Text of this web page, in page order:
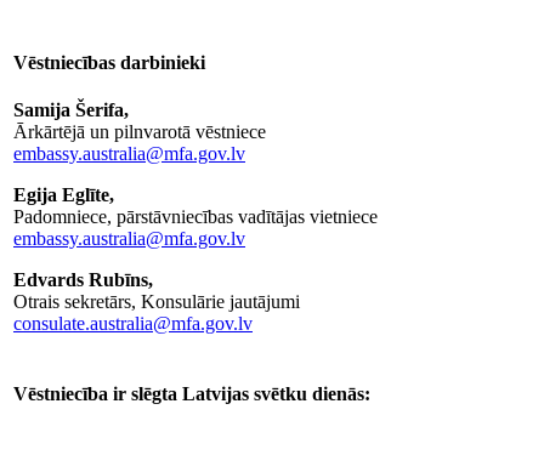
Vēstniecības darbinieki
Samija Šerifa,
Ārkārtējā un pilnvarotā vēstniece
embassy.australia@mfa.gov.lv
Egija Eglīte,
Padomniece, pārstāvniecības vadītājas vietniece
embassy.australia@mfa.gov.lv
Edvards Rubīns,
Otrais sekretārs, Konsulārie jautājumi
consulate.australia@mfa.gov.lv
Vēstniecība ir slēgta Latvijas svētku dienās: